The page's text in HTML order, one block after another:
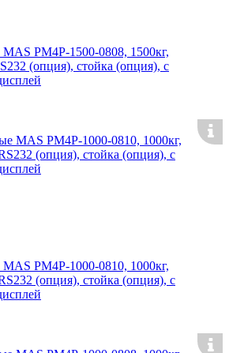
PM4P-1500-0808, 1500кг,
(опция), стойка (опция), с
PM4P-1000-0810, 1000кг,
(опция), стойка (опция), с